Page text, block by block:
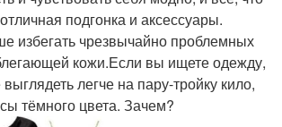
подгонка и аксессуары.
избегать чрезвычайно проблемных
кожи.Если вы ищете одежду,
легче на пару-тройку кило,
тёмного цвета. Зачем?